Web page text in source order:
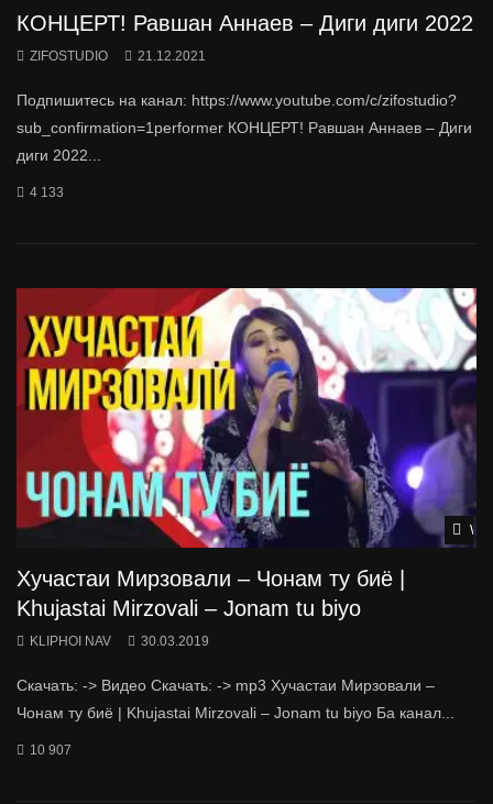
КОНЦЕРТ! Равшан Аннаев – Диги диги 2022
ZIFOSTUDIO 21.12.2021
Подпишитесь на канал: https://www.youtube.com/c/zifostudio?
sub_confirmation=1performer КОНЦЕРТ! Равшан Аннаев – Диги
диги 2022...
4 133
Хучастаи Мирзовали – Чонам ту биё |
Khujastai Mirzovali – Jonam tu biyo
KLIPHOI NAV 30.03.2019
Скачать: -> Видео Скачать: -> mp3 Хучастаи Мирзовали –
Чонам ту биё | Khujastai Mirzovali – Jonam tu biyo Ба канал...
10 907